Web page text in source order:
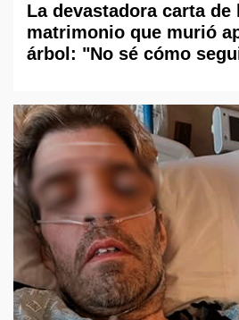
La devastadora carta de
matrimonio que murió
árbol: "No sé cómo